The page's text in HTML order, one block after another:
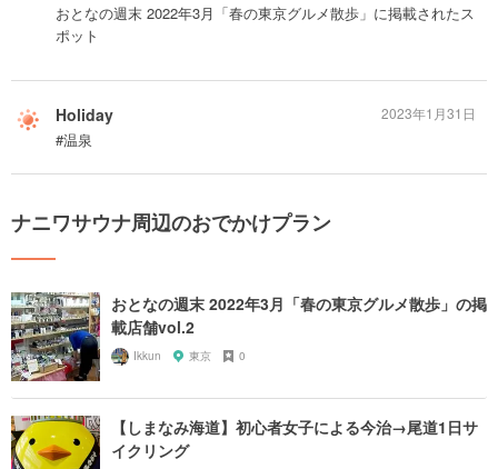
おとなの週末 2022年3月「春の東京グルメ散歩」に掲載されたス
ポット
Holiday
#温泉
2023年1月31日
ナニワサウナ周辺のおでかけプラン
おとなの週末 2022年3月「春の東京グルメ散歩」の掲
載店舗vol.2
Ikkun 東京 0
【しまなみ海道】初心者女子による今治→尾道1日サ
イクリング